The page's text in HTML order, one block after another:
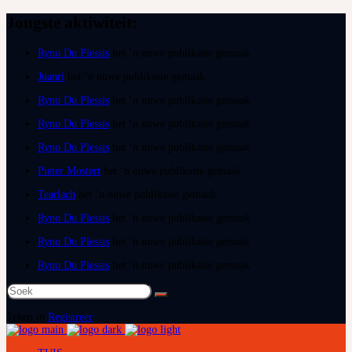
Ryno Du Plessis
Juanri
Ryno Du Plessis
Ryno Du Plessis
Ryno Du Plessis
Pieter Mostert
Tearlach
Ryno Du Plessis
Ryno Du Plessis
Ryno Du Plessis
Soek
na:
Registreer